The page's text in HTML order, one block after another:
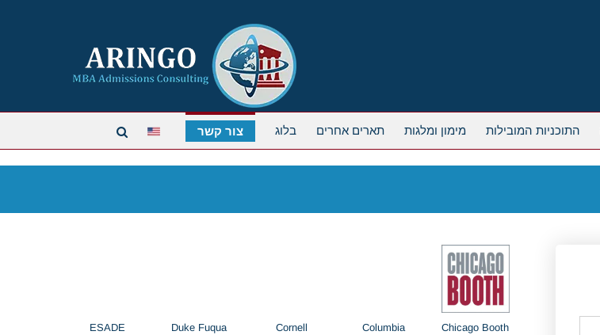
התוכניות המובילות מימון ומלגות תארים אחרים בלוג צור קשר
Chicago Booth
Columbia
Cornell
Duke Fuqua
ESADE